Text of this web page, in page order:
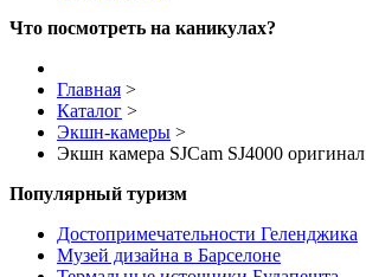
Что посмотреть на каникулах?
Главная >
Каталог >
Экшн-камеры >
Экшн камера SJCam SJ4000 оригинал
Популярный туризм
Достопримечательности Геленджика
Музей дизайна в Барселоне